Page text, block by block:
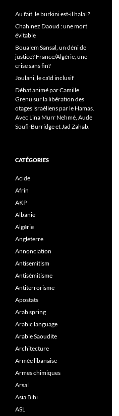
Au fait, le burkini est-il halal ?
Chahinez Daoud : une mort
évitable
Boualem Sansal, un déni de
justice? France/Algérie, une
crise sans fin?
Joulani, le caïd inclusif
Débat animé par Camille
Grenu sur la libération des
otages israéliens par le Hamas.
Avec Lina Murr Nehmé, Aude
Soufi-Burridge et Jad Zahab.
CATÉGORIES
Acide
Afrin
AKP
Albanie
Algérie
Angleterre
Annonciation
Antisemitism
Antisémitisme
Antiterrorisme
Apostats
Arab spring
Arabic language
Arabie Saoudite
Architecture
Armée libanaise
Armes chimiques
Arsal
Asia Bibi
ASL